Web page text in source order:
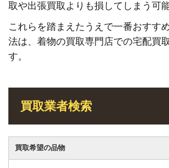
取や出張買取よりも損してしまう可
これらを踏まえたうえで一番おすす
法は、着物の買取専門店での宅配買
す。
買取業者検索
買取希望の品物